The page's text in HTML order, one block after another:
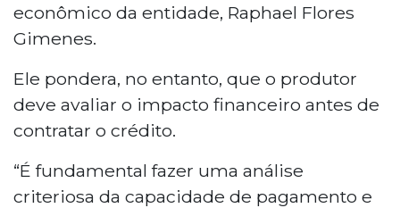
econômico da entidade, Raphael Flores
Gimenes.
Ele pondera, no entanto, que o produtor
deve avaliar o impacto financeiro antes de
contratar o crédito.
“É fundamental fazer uma análise
criteriosa da capacidade de pagamento e